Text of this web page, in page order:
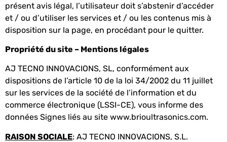
présent avis légal, l’utilisateur doit s’abstenir d’accéder
et / ou d’utiliser les services et / ou les contenus mis à
disposition sur la page, en procédant pour le quitter.
Propriété du site – Mentions légales
AJ TECNO INNOVACIONS, SL, conformément aux
dispositions de l’article 10 de la loi 34/2002 du 11 juillet
sur les services de la société de l’information et du
commerce électronique (LSSI-CE), vous informe des
données Signes liés au site www.brioultrasonics.com.
RAISON SOCIALE: AJ TECNO INNOVACIONS, S.L.